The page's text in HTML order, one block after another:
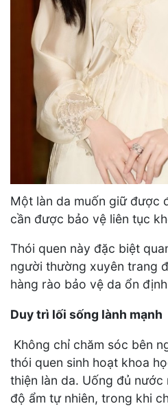
Một làn da muốn giữ được
cần được bảo vệ liên tục
Thói quen này đặc biệt
người thường xuyên trang
hàng rào bảo vệ da ổn
Duy trì lối sống lành mạnh
Không chỉ chăm sóc bên
thói quen sinh hoạt khoa
thiện làn da. Uống đủ
độ ẩm tự nhiên, trong khi